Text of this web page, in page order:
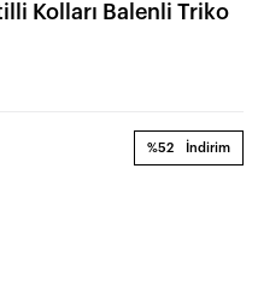
Kolları Balenli Triko
%52 İndirim